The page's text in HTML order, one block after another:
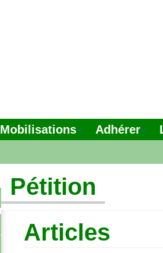
Mobilisations Adhérer
Pétition
Articles